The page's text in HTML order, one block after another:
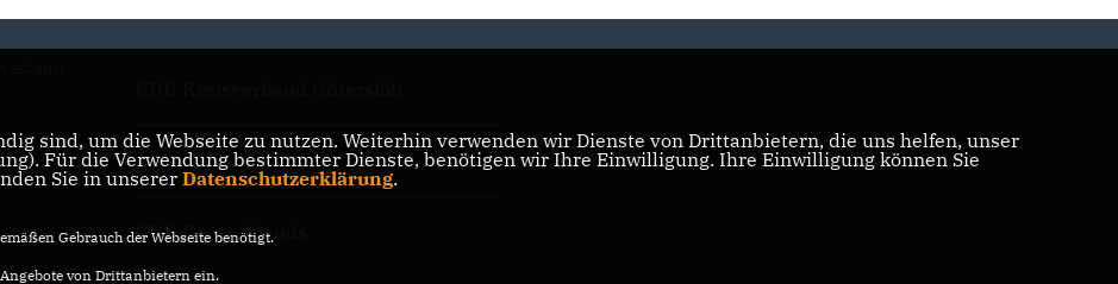
CDU NRW
CDU Deutschlands
sind, um die Webseite zu nutzen. Weiterhin verwenden wir Dienste von Drittanbietern, die uns helfen, unser
Für die Verwendung bestimmter Dienste, benötigen wir Ihre Einwilligung. Ihre Einwilligung können Sie
Sie in unserer Datenschutzerklärung.
Gebrauch der Webseite benötigt.
von Drittanbietern ein.